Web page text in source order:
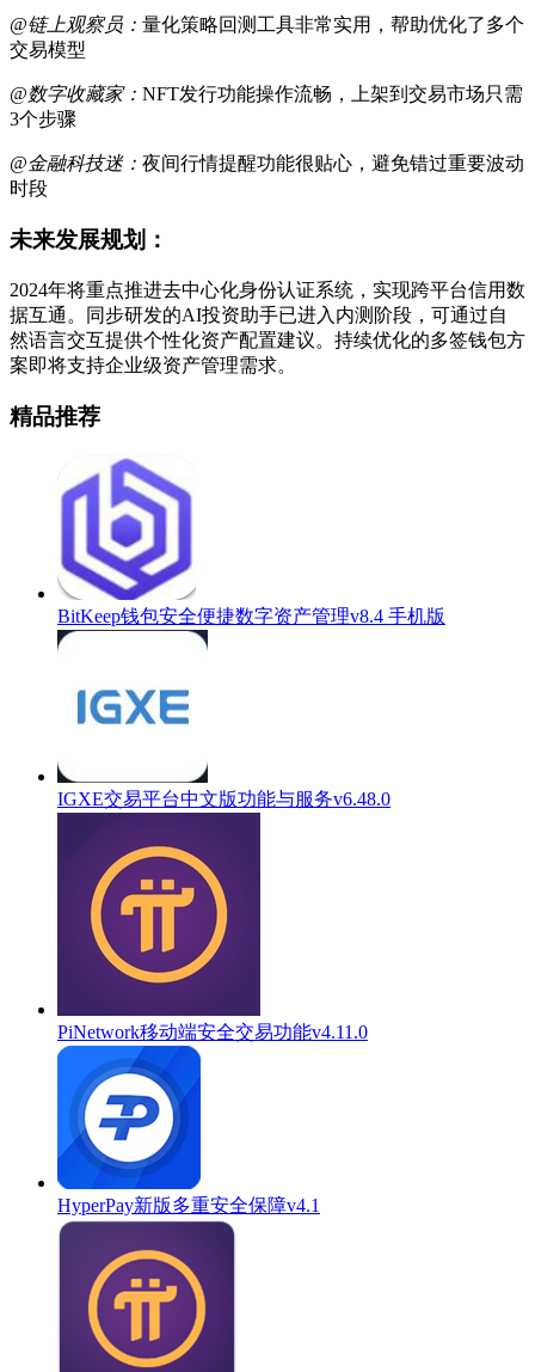
@链上观察员： 量化策略回测工具非常实用，帮助优化了多个
交易模型
@数字收藏家： NFT发行功能操作流畅，上架到交易市场只需
3个步骤
@金融科技迷： 夜间行情提醒功能很贴心，避免错过重要波动
时段
未来发展规划：
2024年将重点推进去中心化身份认证系统，实现跨平台信用数
据互通。同步研发的AI投资助手已进入内测阶段，可通过自
然语言交互提供个性化资产配置建议。持续优化的多签钱包方
案即将支持企业级资产管理需求。
精品推荐
BitKeep钱包安全便捷数字资产管理v8.4 手机版
IGXE交易平台中文版功能与服务v6.48.0
PiNetwork移动端安全交易功能v4.11.0
HyperPay新版多重安全保障v4.1